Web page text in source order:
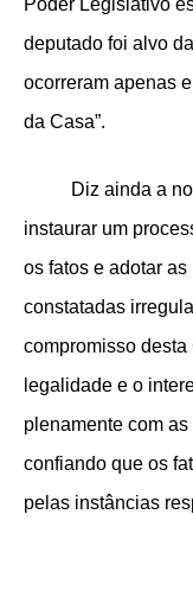
deputado foi alvo
ocorreram apenas
da Casa”.
Diz ainda a nota
instaurar um
os fatos e adotar
constatadas
compromisso
legalidade e o
plenamente com
confiando que os
pelas instâncias